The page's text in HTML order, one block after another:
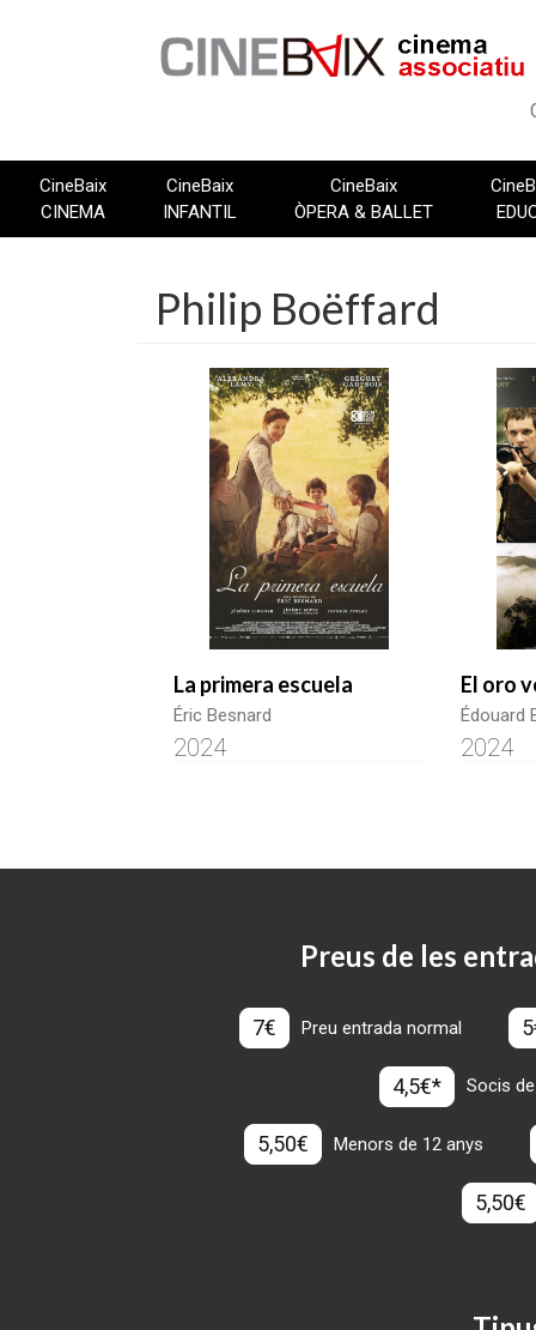
CineBaix
CINEMA
CineBaix
INFANTIL
CineBaix
ÒPERA & BALLET
Philip Boëffard
La primera escuela
Éric Besnard
2024
El oro
Édouard
2024
Preus de les
7€ Preu entrada normal
4,5€* Socis
5,50€ Menors de 12 anys
5,50€